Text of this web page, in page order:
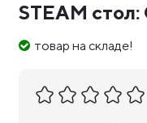
STEAM
товар на складе!